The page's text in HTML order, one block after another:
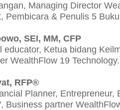
Managing Director
Pembicara & Penulis 5
SEI, MM, CFP
educator, Ketua bidang
WealthFlow 19 Technology.
RFP®
Planner, Entrepreneur,
Business partner